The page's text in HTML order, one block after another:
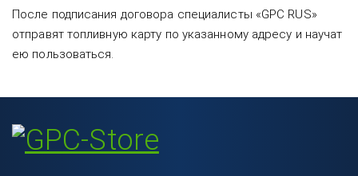
После подписания договора специалисты «GPC RUS»
отправят топливную карту по указанному адресу и научат
ею пользоваться.